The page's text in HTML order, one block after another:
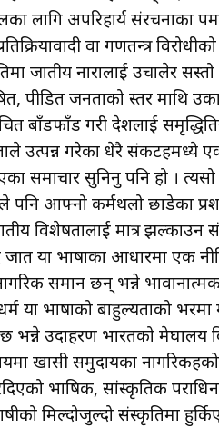
लागि अपरिहार्य संरचनाका
वा गणतन्त्र
जातीय नारालाई उचालेर सस्तो
पीडित जनताको स्तर माथि
बाँडफाँड गरी देशलाई
उत्पन्न गरेका धेरै संकटहरूमध्ये
समाचार सुनिनु पनि हो ।
पनि आफ्नो कर्मथलो छाडेका
विशेषतालाई मात्र
या भाषाका आधारमा एक
नागरिक समान छन् भन्ने
या भाषाको बाहुल्यताको
उदाहरण भारतको मेघालय
खासी समुदायका
भाषिक, सांस्कृतिक
मिल्दोजुल्दो संस्कृतिमा